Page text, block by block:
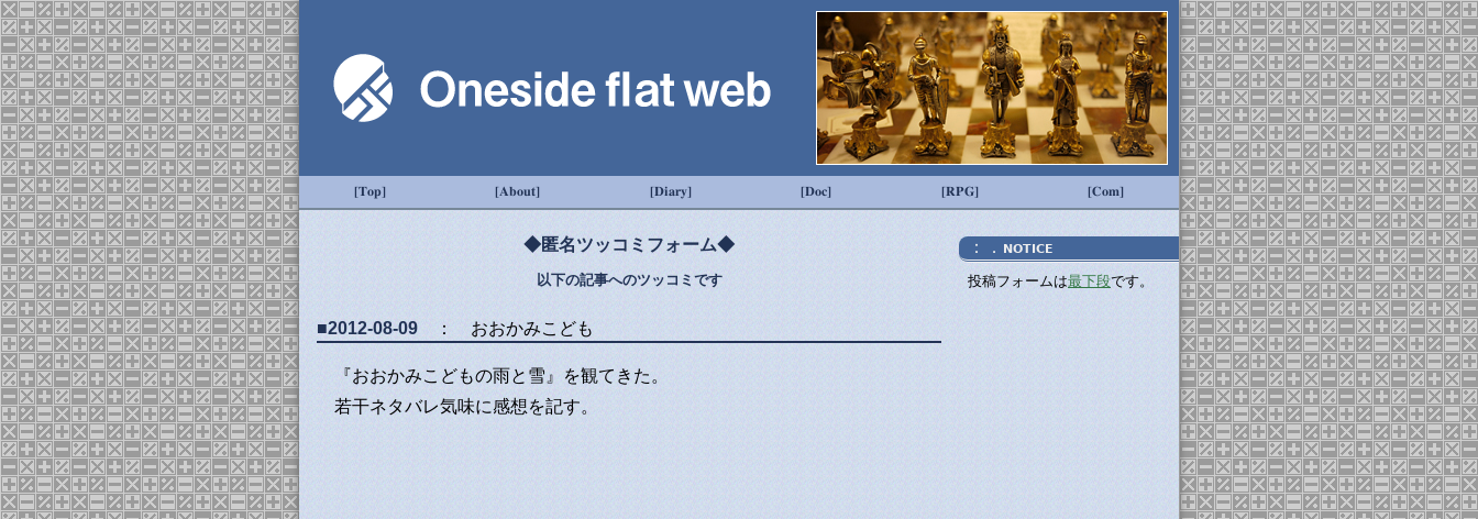
[Top] [About] [Diary] [Doc] [RPG] [Com]
◆匿名ツッコミフォーム◆
以下の記事へのツッコミです
■2012-08-09 ： おおかみこども
『おおかみこどもの雨と雪』を観てきた。
若干ネタバレ気味に感想を記す。
：． NOTICE
投稿フォームは最下段です。